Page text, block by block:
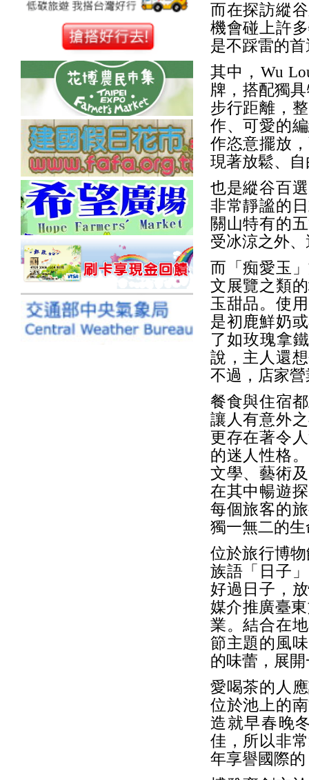
而在探訪縱
機會碰上許
是不踩雷的
其中，Wu
牌，搭配獨
步行距離，
作、可愛的
作恣意擺放
現著放鬆、
也是縱谷百
非常靜謐的
關山特有的
受冰涼之外
而「痴愛玉
文展覽之類
玉甜品。使
是初鹿鮮奶
了如玫瑰拿
說，主人還
不過，店家
餐食與住宿
讓人有意外
更存在著令
的迷人性格
文學、藝術
在其中暢遊
每個旅客的
獨一無二的
位於旅行博
族語「日子
好過日子，
媒介推廣臺
業。結合在
節主題的風
的味蕾，展
愛喝茶的人
位於池上的
造就早春晚
佳，所以非
年享譽國際